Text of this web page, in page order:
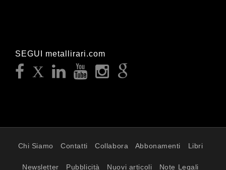
SEGUI metallirari.com
Chi Siamo Contatti Collabora Abbonamenti Libri
Newsletter Pubblicità Nuovi articoli Note Legali